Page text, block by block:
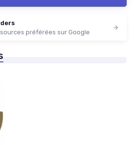
préférées sur Google